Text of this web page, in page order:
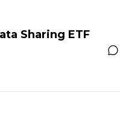
Sharing ETF